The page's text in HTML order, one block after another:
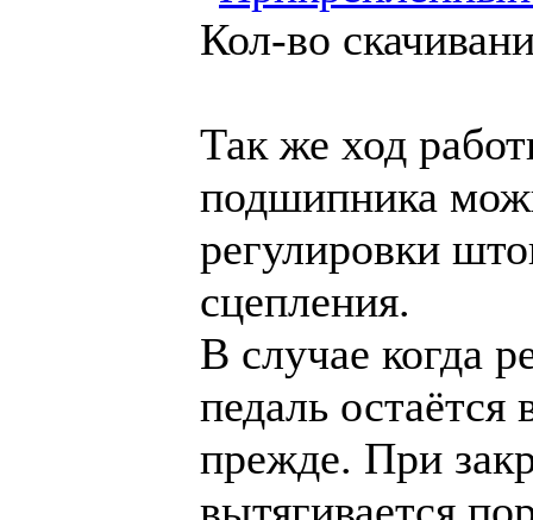
Кол-во
Так же ход
подшипника
регулировки
сцепления.
В случае когда
педаль
прежде. При